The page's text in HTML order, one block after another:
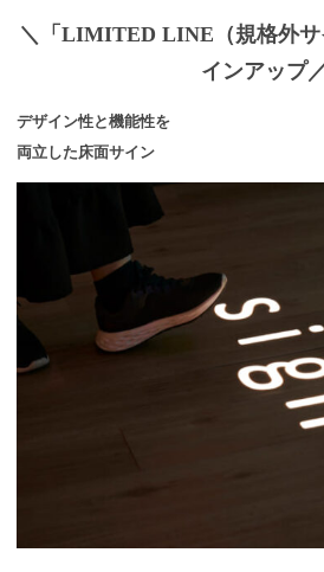
＼「LIMITED LINE（規格外サ
インアップ
デザイン性と機能性を
両立した床面サイン